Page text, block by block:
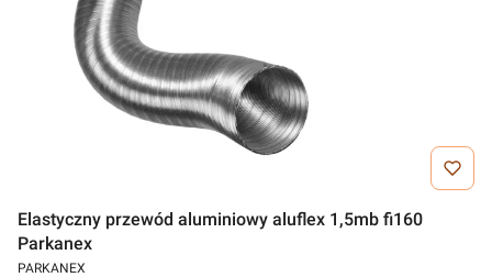
Elastyczny przewód aluminiowy aluflex 1,5mb fi160
Parkanex
PARKANEX